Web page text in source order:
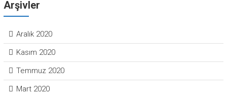
Arşivler
Aralık 2020
Kasım 2020
Temmuz 2020
Mart 2020